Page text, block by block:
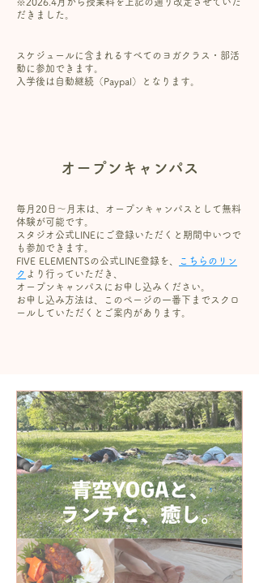
だきました。
スケジュールに含まれるすべてのヨガクラス・部活
動に参加できます。
入学後は自動継続（Paypal）となります。
オープンキャンパス
毎月20日〜月末は、オープンキャンパスとして無料
体験が可能です。
スタジオ公式LINEにご登録いただくと期間中いつで
も参加できます。
FIVE ELEMENTSの公式LINE登録を、
こちらのリン
ク より行っていただき、
オープンキャンパスにお申し込みください。
​お申し込み方法は、このページの一番下までスクロ
ールしていただくとご案内があります。